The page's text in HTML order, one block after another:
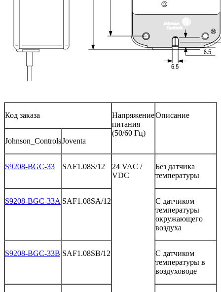
Код заказа
Напряжение
питания
(50/60 Гц)
Описание
Johnson_ControlsJoventa
S9208-BGC-33 SAF1.08S/12
24 VAC /
VDC
Без датчика
температуры
S9208-BGC-33A SAF1.08SA/12 С датчиком
температуры
окружающего
воздуха
S9208-BGC-33B SAF1.08SB/12 С датчиком
температуры в
воздуховоде